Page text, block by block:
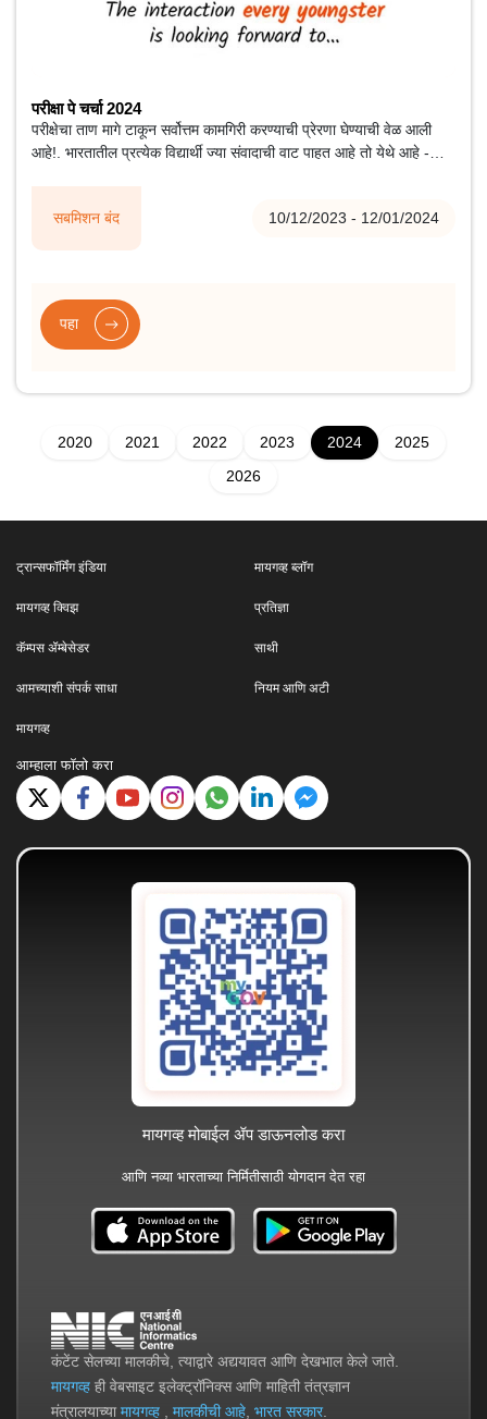
सबमिशन बंद 10/12/2023 - 12/01/2024
परीक्षा पे चर्चा 2024
परीक्षेचा ताण मागे टाकून सर्वोत्तम कामगिरी करण्याची प्रेरणा घेण्याची वेळ आली
आहे!. भारतातील प्रत्येक विद्यार्थी ज्या संवादाची वाट पाहत आहे तो येथे आहे -
पहा
2020 2021 2022 2023 2024
2025
2026
ट्रान्सफॉर्मिंग इंडिया मायगव्ह ब्लॉग
मायगव्ह क्विझ प्रतिज्ञा
कॅम्पस ॲम्बेसेडर साथी
आमच्याशी संपर्क साधा नियम आणि अटी
मायगव्ह
आम्हाला फॉलो करा
कंटेंट सेलच्या मालकीचे, त्याद्वारे अद्ययावत आणि देखभाल केले जाते.
मायगव्ह ही वेबसाइट इलेक्ट्रॉनिक्स आणि माहिती तंत्रज्ञान
मंत्रालयाच्या मायगव्ह मालकीची आहे भारत सरकार.
मायगव्ह मोबाईल ॲप डाऊनलोड करा
आणि नव्या भारताच्या निर्मितीसाठी योगदान देत रहा